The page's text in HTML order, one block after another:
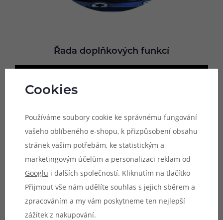
Řada doplňkových funkcí
VooPoo Argus P3 Pod Kit je elektronickou cigaretou
Cookies
Používáme soubory cookie ke správnému fungování
vašeho oblíbeného e-shopu, k přizpůsobení obsahu
stránek vašim potřebám, ke statistickým a
marketingovým účelům a personalizaci reklam od
Googlu i dalších společností. Kliknutím na tlačítko
Přijmout vše nám udělíte souhlas s jejich sběrem a
zpracováním a my vám poskytneme ten nejlepší
zážitek z nakupování.